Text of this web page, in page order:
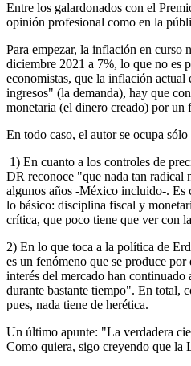
Entre los galardonados con el
opinión profesional como en la
Para empezar, la inflación en curso
diciembre 2021 a 7%, lo que no es
economistas, que la inflación
ingresos" (la demanda), hay que
monetaria (el dinero creado) por
En todo caso, el autor se ocupa
1) En cuanto a los controles de
DR reconoce "que nada tan radical
algunos años -México incluido-. Es
lo básico: disciplina fiscal y
crítica, que poco tiene que ver con
2) En lo que toca a la política de
es un fenómeno que se produce
interés del mercado han
durante bastante tiempo". En total,
pues, nada tiene de herética.
Un último apunte: "La verdadera
Como quiera, sigo creyendo que la